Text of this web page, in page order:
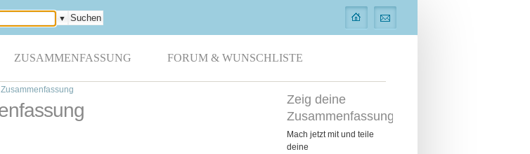
▼
ZUSAMMENFASSUNG FORUM & WUNSCHLISTE
Zeig deine
Zusammenfassung
Mach jetzt mit und teile
deine